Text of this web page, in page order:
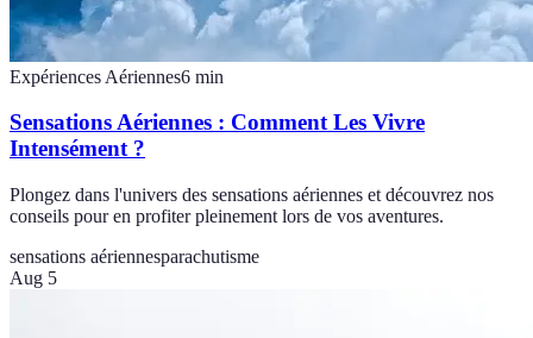
Expériences Aériennes6 min
Sensations Aériennes : Comment Les Vivre
Intensément ?
Plongez dans l'univers des sensations aériennes et découvrez nos
conseils pour en profiter pleinement lors de vos aventures.
sensations aériennesparachutisme
Aug 5